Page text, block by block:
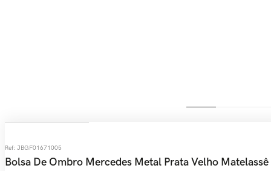
Ref: JBGF01671005
Bolsa De Ombro Mercedes Metal Prata Velho Matelassê